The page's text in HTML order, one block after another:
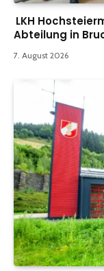
LKH
Abteilung in
7. August 2026